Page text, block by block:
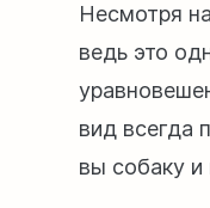
Несмотря
ведь это
вид всегда
вы собаку